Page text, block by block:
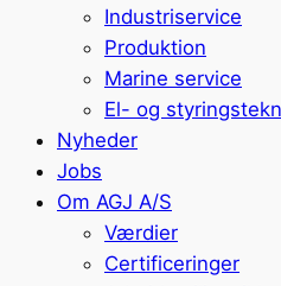
Industriservice
Produktion
Marine service
El- og
Nyheder
Jobs
Om AGJ A/S
Værdier
Certificeringer